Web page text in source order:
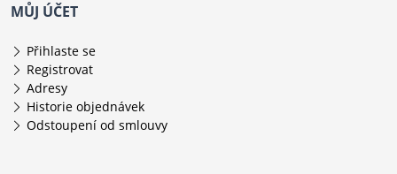
MŮJ ÚČET
Přihlaste se
Registrovat
Adresy
Historie objednávek
Odstoupení od smlouvy